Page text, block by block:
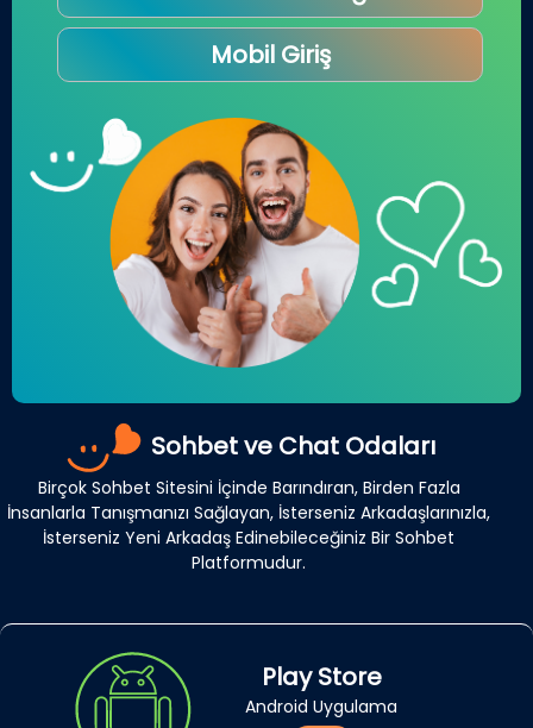
Mobil Giriş
Sohbet ve Chat Odaları
Birçok Sohbet Sitesini İçinde Barındıran, Birden Fazla
İnsanlarla Tanışmanızı Sağlayan, İsterseniz Arkadaşlarınızla,
İsterseniz Yeni Arkadaş Edinebileceğiniz Bir Sohbet
Platformudur.
Play Store
Android Uygulama